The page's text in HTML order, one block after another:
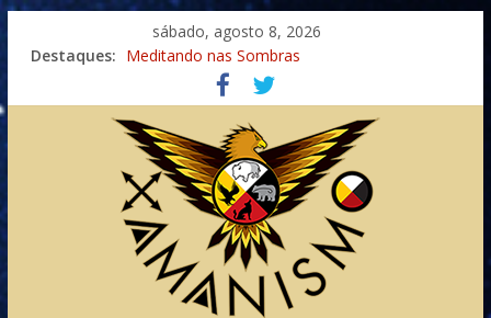
sábado, agosto 8, 2026
Destaques: Meditando nas Sombras
Autosuficiência: A Jornada do Espírito Ancestral
Xamanismo Universal
Totens – Caminho Espiritual – Crescimento
Imaginação na Cura